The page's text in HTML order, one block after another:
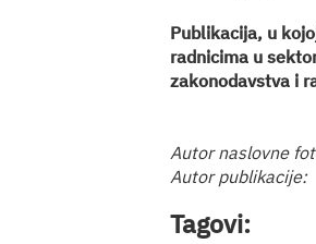
Publikacija, u
radnicima u
zakonodavstva i
Autor naslovne
Autor publikacije:
Tagovi: